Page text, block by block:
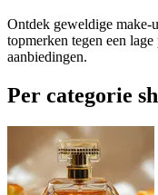
Ontdek geweldige make-
topmerken tegen een
aanbiedingen.
Per categorie